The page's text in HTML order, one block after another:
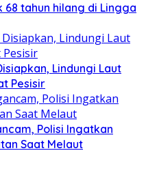
68 tahun hilang di Lingga
Lindungi Laut
Pesisir
Polisi Ingatkan
Saat Melaut